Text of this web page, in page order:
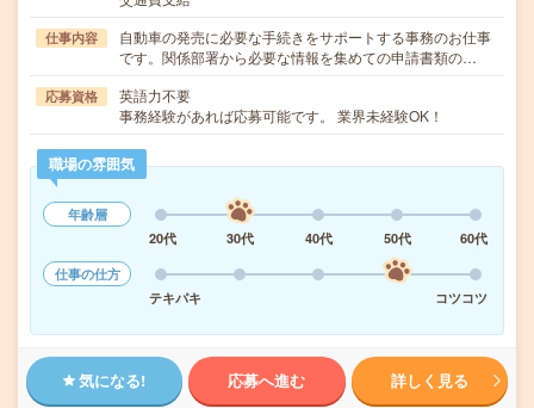
仕事内容
自動車の発売に必要な手続きをサポートする事務のお仕事
です。関係部署から必要な情報を集めての申請書類の…
応募資格
英語力不要
事務経験があれば応募可能です。 業界未経験OK！
職場の雰囲気
年齢層
20代
30代 40代 50代
60代
仕事の仕方
テキパキ
コツコツ
気になる! 応募へ進む 詳しく見る